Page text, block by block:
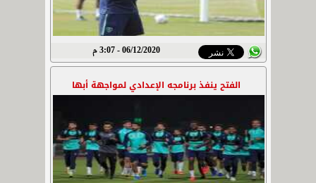
06/12/2020 - 3:07 م
الفتح ينفذ برنامجه الإعدادي لمواجهة أبها